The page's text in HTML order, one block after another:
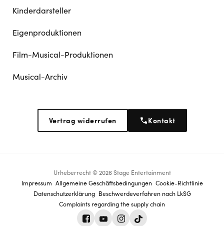
Kinderdarsteller
Eigenproduktionen
Film-Musical-Produktionen
Musical-Archiv
Vertrag widerrufen Kontakt
Urheberrecht © 2026 Stage Entertainment
Footer
navigation
Impressum Allgemeine Geschäftsbedingungen Cookie-Richtlinie
Datenschutz­erklärung Beschwerdeverfahren nach LkSG
Complaints regarding the supply chain
FacebookYoutubeInstagram
Tiktok